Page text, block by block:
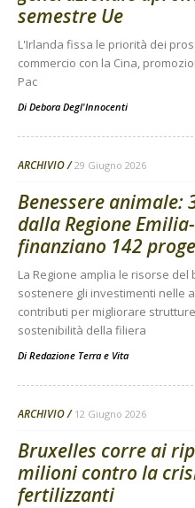
semestre Ue
L'Irlanda fissa le priorità dei
commercio con la Cina,
Pac
Di Debora Degl'Innocenti
ARCHIVIO 29 Giugno 2026
Benessere animale:
dalla Regione
finanziano 142
La Regione amplia le risorse del
sostenere gli investimenti nelle
contributi per migliorare
sostenibilità della filiera
Di Redazione Terra e Vita
ARCHIVIO 12 Giugno 2026
Bruxelles corre ai
milioni contro la
fertilizzanti